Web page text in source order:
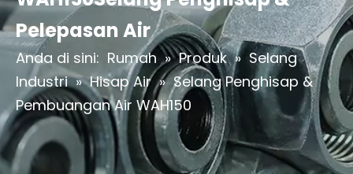
Pelepasan Air
Anda di sini: Rumah » Produk » Selang
Industri » Hisap Air » Selang Penghisap &
Pembuangan Air WAH150